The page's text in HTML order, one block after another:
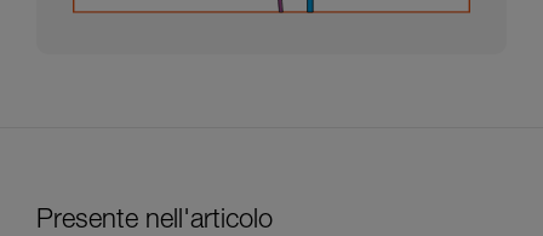
Presente nell'articolo